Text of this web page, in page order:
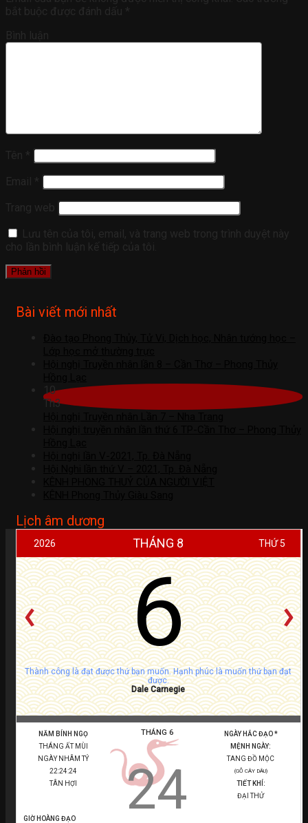
bắt buộc được đánh dấu
Tên
Email
Trang web
Lưu tên của tôi, email, và trang web trong trình duyệt này
cho lần bình luận kế tiếp của tôi.
Bài viết mới nhất
10
Th3
Lịch âm dương
2026 THÁNG 8 THỨ 5
6
Thành công là đạt được thứ bạn muốn. Hạnh phúc là muốn thứ bạn đạt
được.
Dale Carnegie
NĂM BÍNH NGỌ
THÁNG ẤT MÙI
NGÀY NHÂM TÝ
22:24:25
TÂN HỢI
THÁNG 6
24
NGÀY HẮC ĐẠO *
MỆNH NGÀY:
TANG ĐỒ MỘC
(GỖ CÂY DÂU)
TIẾT KHÍ:
ĐẠI THỬ
GIỜ HOÀNG ĐẠO